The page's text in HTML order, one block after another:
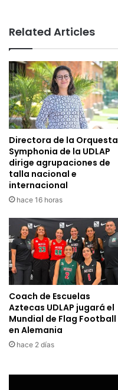
Related Articles
Directora de la Orquesta
Symphonia de la UDLAP
dirige agrupaciones de
talla nacional e
internacional
hace 16 horas
Coach de Escuelas
Aztecas UDLAP jugará el
Mundial de Flag Football
en Alemania
hace 2 días